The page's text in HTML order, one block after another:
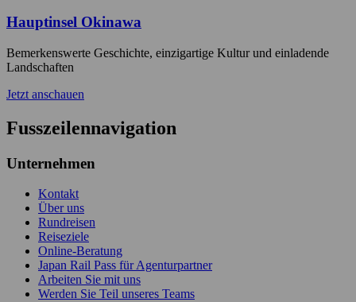
Hauptinsel Okinawa
Bemerkenswerte Geschichte, einzigartige Kultur und einladende
Landschaften
Jetzt anschauen
Fusszeilennavigation
Unternehmen
Kontakt
Über uns
Rundreisen
Reiseziele
Online-Beratung
Japan Rail Pass für Agenturpartner
Arbeiten Sie mit uns
Werden Sie Teil unseres Teams